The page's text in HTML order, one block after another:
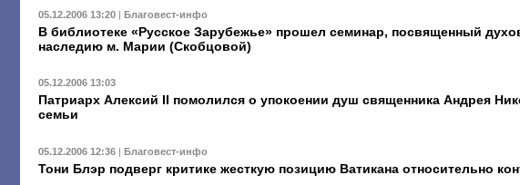
05.12.2006 13:20 | Благовест-инфо
В библиотеке «Русское Зарубежье» прошел семинар, посвященный
наследию м. Марии (Скобцовой)
05.12.2006 13:03
Патриарх Алексий II помолился о упокоении душ священника Андрея
семьи
05.12.2006 12:36 | Благовест-инфо
Тони Блэр подверг критике жесткую позицию Ватикана относительно